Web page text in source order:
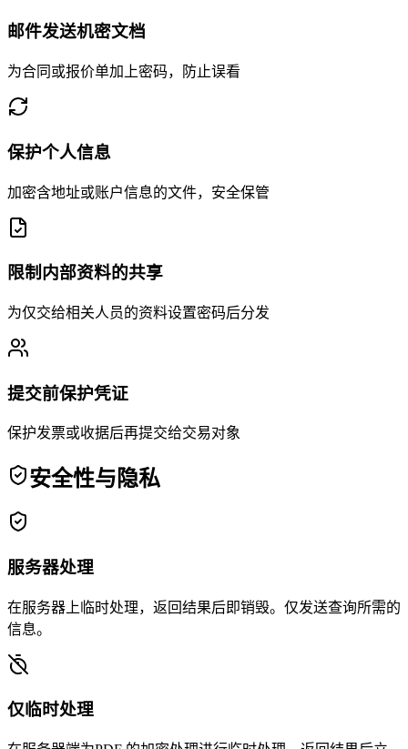
邮件发送机密文档
为合同或报价单加上密码，防止误看
保护个人信息
加密含地址或账户信息的文件，安全保管
限制内部资料的共享
为仅交给相关人员的资料设置密码后分发
提交前保护凭证
保护发票或收据后再提交给交易对象
安全性与隐私
服务器处理
在服务器上临时处理，返回结果后即销毁。仅发送查询所需的
信息。
仅临时处理